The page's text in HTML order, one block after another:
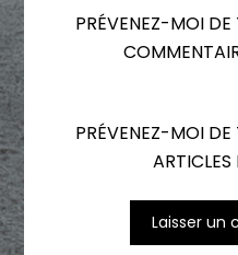
PRÉVENEZ-MOI DE
PRÉVENEZ-MOI DE